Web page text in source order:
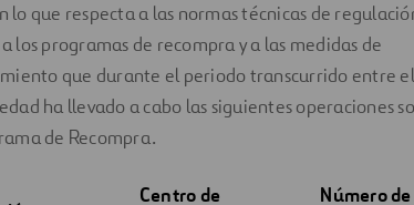
lo que respecta a las normas técnicas de
los programas de recompra y a las medidas de
que durante el periodo transcurrido entre
ha llevado a cabo las siguientes operaciones
de Recompra.
Centro de
Número de